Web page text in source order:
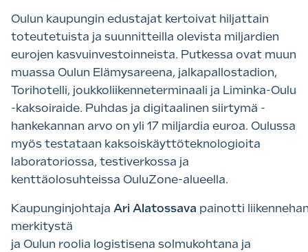
Oulun kaupungin edustajat kertoivat hiljattain
toteutetuista ja suunnitteilla olevista miljardien
eurojen kasvuinvestoinneista. Putkessa ovat muun
muassa Oulun Elämysareena, jalkapallostadion,
Torihotelli, joukkoliikenneterminaali ja Liminka-Oulu
-kaksoiraide. Puhdas ja digitaalinen siirtymä -
hankekannan arvo on yli 17 miljardia euroa. Oulussa
myös testataan kaksoiskäyttöteknologioita
laboratoriossa, testiverkossa ja
kenttäolosuhteissa OuluZone-alueella.
Kaupunginjohtaja Ari Alatossava painotti
merkitystä
ja Oulun roolia logistisena solmukohtana ja